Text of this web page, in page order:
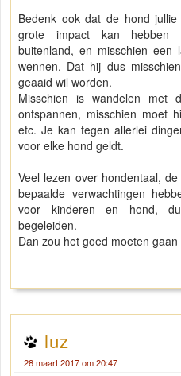
Bedenk ook dat de hond
grote impact kan
buitenland, en misschien
wennen. Dat hij dus
geaaid wil worden.
Misschien is wandelen met
ontspannen, misschien moet
etc. Je kan tegen allerlei
voor elke hond geldt.
Veel lezen over hondentaal,
bepaalde verwachtingen
voor kinderen en hond,
begeleiden.
Dan zou het goed moeten gaan
luz
28 maart 2017 om 20:47